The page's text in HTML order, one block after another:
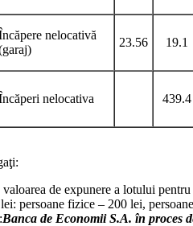
nelocativă
23.56 19.1
nelocativa 439.4
de expunere a lotului
persoane fizice – 200 lei,
Banca de Economii S.A. în proces